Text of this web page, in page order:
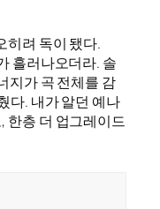
히려 독이 됐다.
흘러나오더라. 솔
지가 곡 전체를 감
다. 내가 알던 예나
한층 더 업그레이드